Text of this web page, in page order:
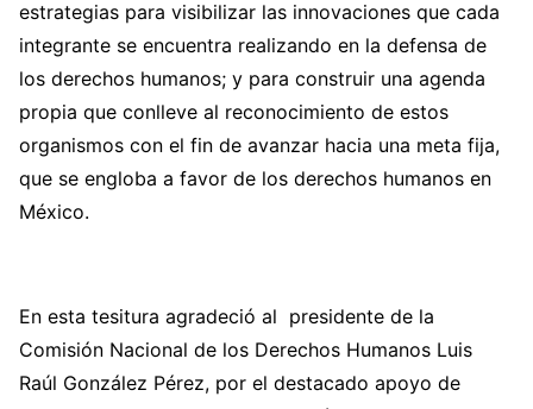
estrategias para visibilizar las innovaciones que cada
integrante se encuentra realizando en la defensa de
los derechos humanos; y para construir una agenda
propia que conlleve al reconocimiento de estos
organismos con el fin de avanzar hacia una meta fija,
que se engloba a favor de los derechos humanos en
México.
En esta tesitura agradeció al presidente de la
Comisión Nacional de los Derechos Humanos Luis
Raúl González Pérez, por el destacado apoyo de